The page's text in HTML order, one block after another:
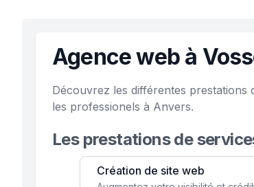
Agence web à
Découvrez les différentes
les professionels à Anvers.
Les prestations de
Création de site web